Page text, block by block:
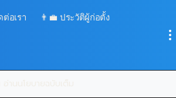
อเรา 👨‍💼 ประวัติผู้ก่อตั้ง